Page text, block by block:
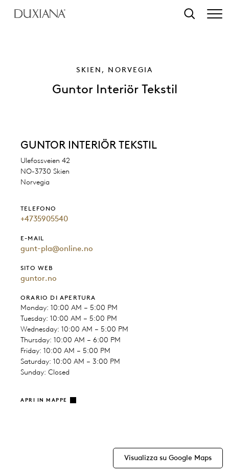
Ricerca
SKIEN, NORVEGIA
Guntor Interiör Tekstil
GUNTOR INTERIÖR TEKSTIL
Ulefossveien 42
NO-3730 Skien
Norvegia
TELEFONO
+4735905540
E-MAIL
gunt-pla@online.no
SITO WEB
guntor.no
ORARIO DI APERTURA
Monday: 10:00 AM – 5:00 PM
Tuesday: 10:00 AM – 5:00 PM
Wednesday: 10:00 AM – 5:00 PM
Thursday: 10:00 AM – 6:00 PM
Friday: 10:00 AM – 5:00 PM
Saturday: 10:00 AM – 3:00 PM
Sunday: Closed
APRI IN MAPPE
Visualizza su Google Maps